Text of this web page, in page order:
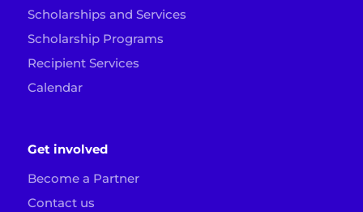
Scholarships and Services
Scholarship Programs
Recipient Services
Calendar
Get involved
Become a Partner
Contact us